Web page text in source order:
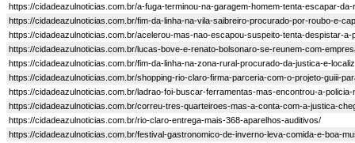
https://cidadeazulnoticias.com.br/a-fuga-terminou-na-garagem-homem-tenta-escapar-
https://cidadeazulnoticias.com.br/fim-da-linha-na-vila-saibreiro-procurado-por-roubo-e-
https://cidadeazulnoticias.com.br/acelerou-mas-nao-escapou-suspeito-tenta-despistar-
https://cidadeazulnoticias.com.br/lucas-bove-e-renato-bolsonaro-se-reunem-com-
https://cidadeazulnoticias.com.br/fim-da-linha-na-zona-rural-procurado-da-justica-e-
https://cidadeazulnoticias.com.br/shopping-rio-claro-firma-parceria-com-o-projeto-guiii-
https://cidadeazulnoticias.com.br/ladrao-foi-buscar-ferramentas-mas-encontrou-a-
https://cidadeazulnoticias.com.br/correu-tres-quarteiroes-mas-a-conta-com-a-justica-
https://cidadeazulnoticias.com.br/rio-claro-entrega-mais-368-aparelhos-auditivos/
https://cidadeazulnoticias.com.br/festival-gastronomico-de-inverno-leva-comida-e-boa-